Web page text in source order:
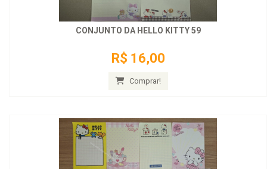
CONJUNTO DA HELLO KITTY 59
R$ 16,00
Comprar!